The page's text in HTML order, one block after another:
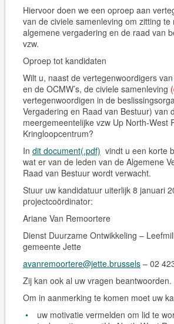
Hiervoor doen we een oproep aan
van de civiele samenleving om zitting te
algemene vergadering en de raad van
vzw.
Oproep tot kandidaten
Wilt u, naast de vertegenwoordigers
en de OCMW’s, de civiele samenleving
vertegenwoordigen in de
Vergadering en Raad van Bestuur) van
meergemeentelijke vzw Up North-West
Kringloopcentrum?
In dit document(.pdf) vindt u een korte
wat er van de leden van de Algemene
Raad van Bestuur wordt verwacht.
Stuur uw kandidatuur uiterlijk 8 januari
projectcoördinator:
Ariane Van Remoortere
Dienst Duurzame Ontwikkeling –
gemeente Jette
avanremoortere@jette.brussels– 02
Zij kan ook al uw vragen beantwoorden.
Om in aanmerking te komen moet uw
uw motivatie vermelden om lid te